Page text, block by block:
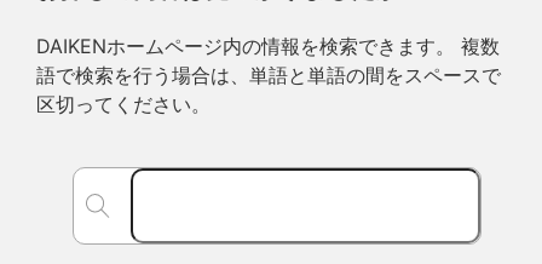
DAIKENホームページ内の情報を検索できます。 複数
語で検索を行う場合は、単語と単語の間をスペースで
区切ってください。